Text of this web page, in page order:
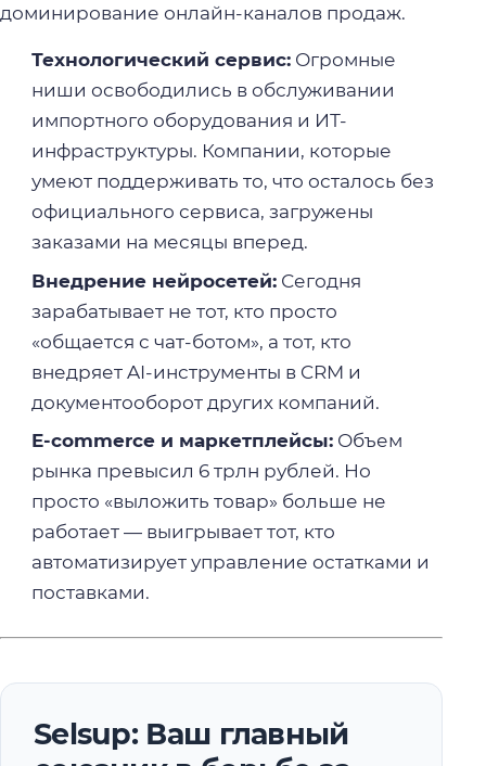
доминирование онлайн-каналов продаж.
Технологический сервис:Огромные
ниши освободились в обслуживании
импортного оборудования и ИТ-
инфраструктуры. Компании, которые
умеют поддерживать то, что осталось без
официального сервиса, загружены
заказами на месяцы вперед.
Внедрение нейросетей:Сегодня
зарабатывает не тот, кто просто
«общается с чат-ботом», а тот, кто
внедряет AI-инструменты в CRM и
документооборот других компаний.
E-commerce и маркетплейсы:Объем
рынка превысил 6 трлн рублей. Но
просто «выложить товар» больше не
работает — выигрывает тот, кто
автоматизирует управление остатками и
поставками.
Selsup: Ваш главный